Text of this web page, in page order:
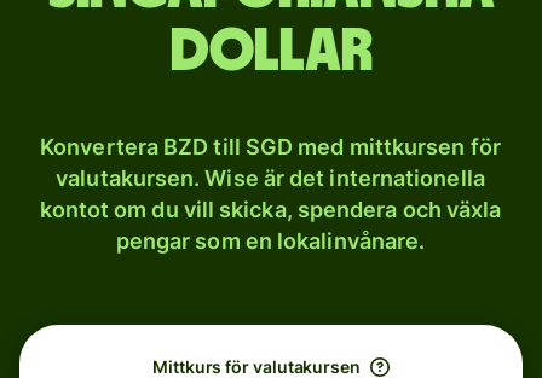
dollar
Konvertera BZD till SGD med mittkursen för
valutakursen. Wise är det internationella
kontot om du vill skicka, spendera och växla
pengar som en lokalinvånare.
Mittkurs för valutakursen